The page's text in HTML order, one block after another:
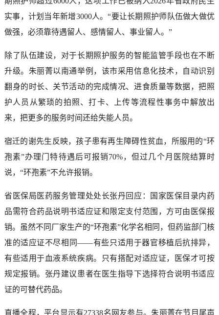
实事，计划当年新增3000人。“要让长期照护师队伍做大做优
做强，必须靠待遇留人、感情留人、事业留人。”
除了队伍建设，对于长期照护服务的智能监管手段也在不断
升级。朱丽菁以南通举例，该市采用信息化技术，自动识别
翻身的时长、关节活动的完成情况、进食质量等数据，把照
护人员从繁琐的拍照、打卡、上传等流程性事务中解放出
来，把更多的服务时间还给失能人员。
宿迁的谢先生反映，孩子患有再生障碍性贫血，所服用的“环
孢素”办理门特待遇后可报销70%，但过几个月医院结算时
说，“环孢素”不允许报销。
省医保局医药服务管理处处长张丹回应：国家医保目录内药
品需符合药品说明书适应证和限定支付范围，方可由医保报
销。虽然不同厂家生产的“环孢素”化学名相同，但药监部门核
准的适应证不尽相同——有些只适用于器官移植后抗排异，
有些适用于血液系统疾病。只有搭配对适应证，医保才可按
规定报销。张丹建议患者在医生指导下选择符合说明书适应
证的可替代药品。
直播全程，平台显示有27338名网友参与。朱丽菁在节目尾声